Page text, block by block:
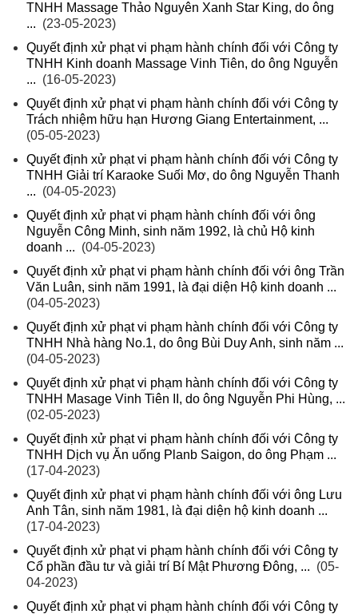
TNHH Massage Thảo Nguyên Xanh Star King, do ông
... (23-05-2023)
Quyết định xử phạt vi phạm hành chính đối với Công ty
TNHH Kinh doanh Massage Vinh Tiên, do ông Nguyễn
... (16-05-2023)
Quyết định xử phạt vi phạm hành chính đối với Công ty
Trách nhiệm hữu hạn Hương Giang Entertainment, ...
(05-05-2023)
Quyết định xử phạt vi phạm hành chính đối với Công ty
TNHH Giải trí Karaoke Suối Mơ, do ông Nguyễn Thanh
... (04-05-2023)
Quyết định xử phạt vi phạm hành chính đối với ông
Nguyễn Công Minh, sinh năm 1992, là chủ Hộ kinh
doanh ... (04-05-2023)
Quyết định xử phạt vi phạm hành chính đối với ông Trần
Văn Luân, sinh năm 1991, là đại diện Hộ kinh doanh ...
(04-05-2023)
Quyết định xử phạt vi phạm hành chính đối với Công ty
TNHH Nhà hàng No.1, do ông Bùi Duy Anh, sinh năm ...
(04-05-2023)
Quyết định xử phạt vi phạm hành chính đối với Công ty
TNHH Masage Vinh Tiên II, do ông Nguyễn Phi Hùng, ...
(02-05-2023)
Quyết định xử phạt vi phạm hành chính đối với Công ty
TNHH Dịch vụ Ăn uống Planb Saigon, do ông Phạm ...
(17-04-2023)
Quyết định xử phạt vi phạm hành chính đối với ông Lưu
Anh Tân, sinh năm 1981, là đại diện hộ kinh doanh ...
(17-04-2023)
Quyết định xử phạt vi phạm hành chính đối với Công ty
Cổ phần đầu tư và giải trí Bí Mật Phương Đông, ... (05-
04-2023)
Quyết định xử phạt vi phạm hành chính đối với Công ty